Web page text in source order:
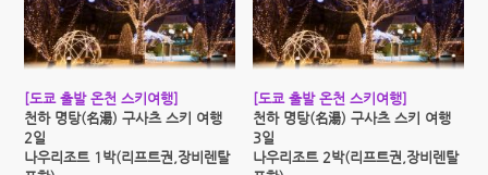
[도쿄 출발 온천 스키여행]
천하 명탕(名湯) 구사츠 스키 여행
2일
나우리조트 1박(리프트권,장비렌탈
[도쿄 출발 온천 스키여행]
천하 명탕(名湯) 구사츠 스키 여행
3일
나우리조트 2박(리프트권,장비렌탈